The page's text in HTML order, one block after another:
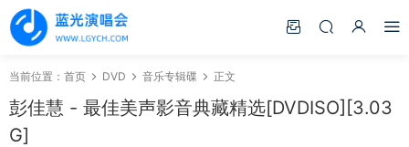
当前位置： 首页 DVD 音乐专辑碟 正文
彭佳慧 - 最佳美声影音典藏精选[DVDISO][3.03
G]